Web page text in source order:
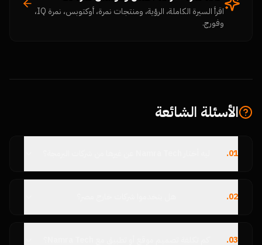
اقرأ السيرة الكاملة، الرؤية، ومنتجات نمرة، أوكتوبس، نمرة IQ،
وفورج.
الأسئلة الشائعة
01
.
02
.
03
.